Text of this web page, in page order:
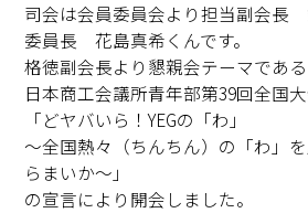
司会は会員委員会より担当副会長
委員長 花島真希くんです。
格徳副会長より懇親会テーマである
日本商工会議所青年部第39回全国
「どヤバいら！YEGの「わ」
～全国熱々（ちんちん）の「わ」
らまいか～」
の宣言により開会しました。